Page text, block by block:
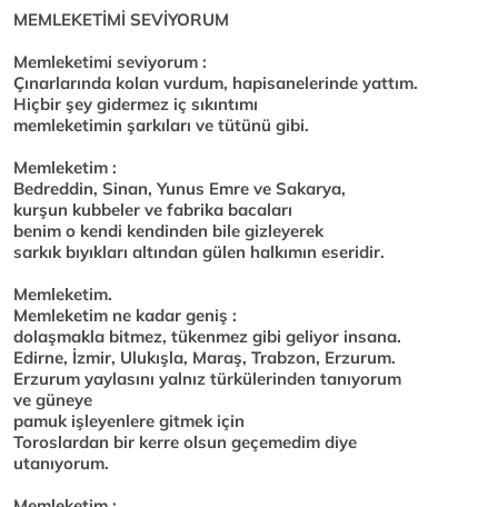
MEMLEKETİMİ SEVİYORUM
Memleketimi seviyorum :
Çınarlarında kolan vurdum, hapisanelerinde yattım.
Hiçbir şey gidermez iç sıkıntımı
memleketimin şarkıları ve tütünü gibi.
Memleketim :
Bedreddin, Sinan, Yunus Emre ve Sakarya,
kurşun kubbeler ve fabrika bacaları
benim o kendi kendinden bile gizleyerek
sarkık bıyıkları altından gülen halkımın eseridir.
Memleketim.
Memleketim ne kadar geniş :
dolaşmakla bitmez, tükenmez gibi geliyor insana.
Edirne, İzmir, Ulukışla, Maraş, Trabzon, Erzurum.
Erzurum yaylasını yalnız türkülerinden tanıyorum
ve güneye
pamuk işleyenlere gitmek için
Toroslardan bir kerre olsun geçemedim diye
utanıyorum.